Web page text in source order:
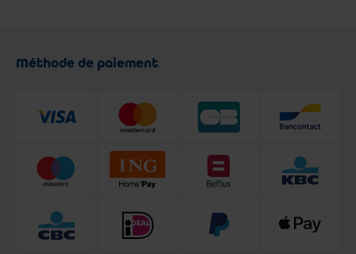
Méthode de paiement